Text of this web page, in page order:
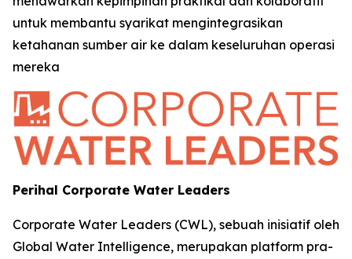
untuk membantu syarikat mengintegrasikan
ketahanan sumber air ke dalam keseluruhan operasi
mereka
Perihal Corporate Water Leaders
Corporate Water Leaders (CWL), sebuah inisiatif oleh
Global Water Intelligence, merupakan platform pra-